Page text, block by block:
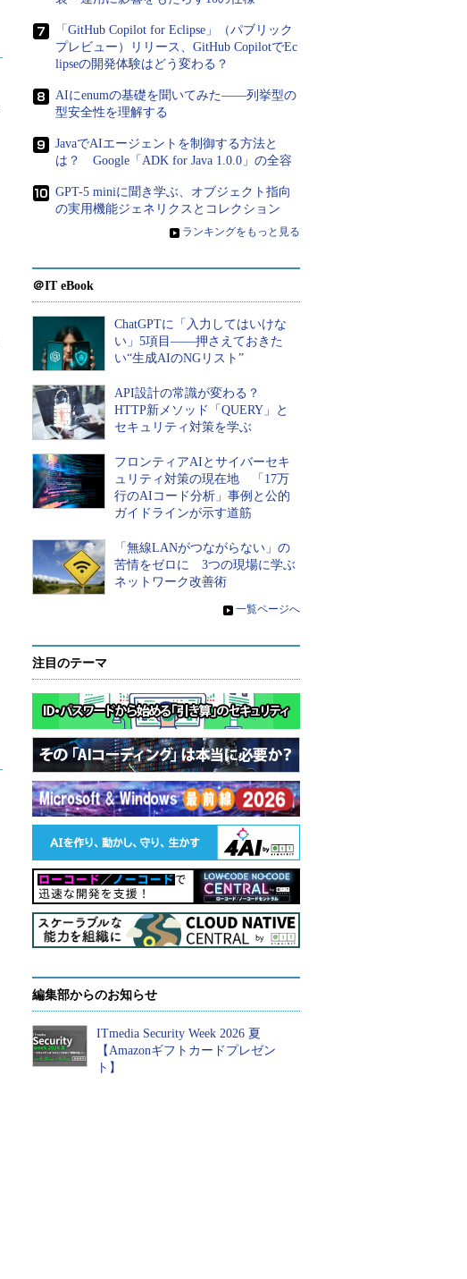
「GitHub Copilot for Eclipse」（パブリック
プレビュー）リリース、GitHub CopilotでEc
lipseの開発体験はどう変わる？
AIにenumの基礎を聞いてみた――列挙型の
型安全性を理解する
JavaでAIエージェントを制御する方法と
は？ Google「ADK for Java 1.0.0」の全容
GPT-5 miniに聞き学ぶ、オブジェクト指向
の実用機能ジェネリクスとコレクション
» ランキングをもっと見る
＠IT eBook
ChatGPTに「入力してはいけな
い」5項目――押さえておきた
い“生成AIのNGリスト”
API設計の常識が変わる？
HTTP新メソッド「QUERY」と
セキュリティ対策を学ぶ
フロンティアAIとサイバーセキ
ュリティ対策の現在地 「17万
行のAIコード分析」事例と公的
ガイドラインが示す道筋
「無線LANがつながらない」の
苦情をゼロに 3つの現場に学ぶ
ネットワーク改善術
» 一覧ページへ
注目のテーマ
編集部からのお知らせ
ITmedia Security Week 2026 夏
【Amazonギフトカードプレゼン
ト】